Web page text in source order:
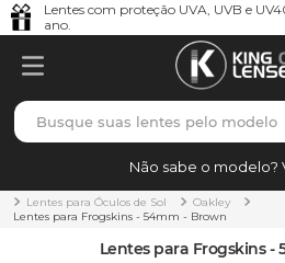
Lentes com proteção UVA, UVB e
ano.
Busque suas lentes pelo modelo
Não sabe o modelo?
Lentes para Óculos de Sol
Oakley
Lentes para Frogskins - 54mm - Brown
Lentes para Frogskins -
TERMOS MAIS BUSCADOS
1º borrachas
holbrook